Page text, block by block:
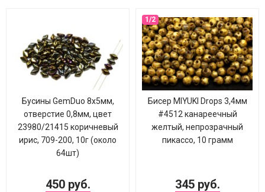
Бусины GemDuo 8х5мм,
отверстие 0,8мм, цвет
23980/21415 коричневый
ирис, 709-200, 10г (около
64шт)
450 руб.
Бисер MIYUKI Drops 3,4мм
#4512 канареечный
желтый, непрозрачный
пикассо, 10 грамм
345 руб.